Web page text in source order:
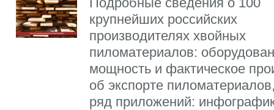
крупнейших российских
производителях хвойных
пиломатериалов:
мощность и фактическое
об экспорте
ряд приложений: